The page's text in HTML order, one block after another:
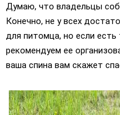
Думаю, что владельцы
Конечно, не у всех
для питомца, но если
рекомендуем ее
ваша спина вам скажет